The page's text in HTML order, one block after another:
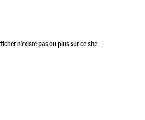
n'existe pas ou plus sur ce site.